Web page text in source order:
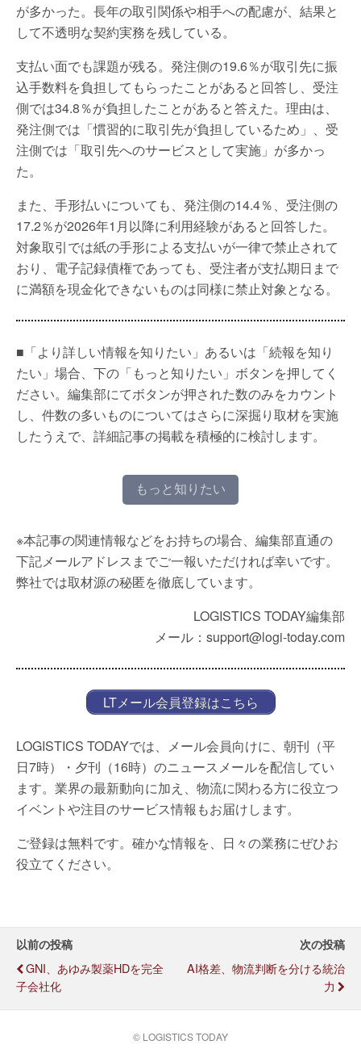
が多かった。長年の取引関係や相手への配慮が、結果と
して不透明な契約実務を残している。
支払い面でも課題が残る。発注側の19.6％が取引先に振
込手数料を負担してもらったことがあると回答し、受注
側では34.8％が負担したことがあると答えた。理由は、
発注側では「慣習的に取引先が負担しているため」、受
注側では「取引先へのサービスとして実施」が多かっ
た。
また、手形払いについても、発注側の14.4％、受注側の
17.2％が2026年1月以降に利用経験があると回答した。
対象取引では紙の手形による支払いが一律で禁止されて
おり、電子記録債権であっても、受注者が支払期日まで
に満額を現金化できないものは同様に禁止対象となる。
■「より詳しい情報を知りたい」あるいは「続報を知り
たい」場合、下の「もっと知りたい」ボタンを押してく
ださい。編集部にてボタンが押された数のみをカウント
し、件数の多いものについてはさらに深掘り取材を実施
したうえで、詳細記事の掲載を積極的に検討します。
もっと知りたい
※本記事の関連情報などをお持ちの場合、編集部直通の
下記メールアドレスまでご一報いただければ幸いです。
弊社では取材源の秘匿を徹底しています。
LOGISTICS TODAY編集部
メール：support@logi-today.com
LTメール会員登録はこちら
LOGISTICS TODAYでは、メール会員向けに、朝刊（平
日7時）・夕刊（16時）のニュースメールを配信してい
ます。業界の最新動向に加え、物流に関わる方に役立つ
イベントや注目のサービス情報もお届けします。
ご登録は無料です。確かな情報を、日々の業務にぜひお
役立てください。
以前の投稿
GNI、あゆみ製薬HDを完全
子会社化
次の投稿
AI格差、物流判断を分ける統治
力
© LOGISTICS TODAY